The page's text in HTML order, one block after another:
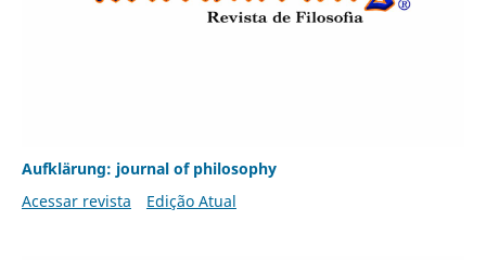
Aufklärung: journal of philosophy
Acessar revista
Edição Atual